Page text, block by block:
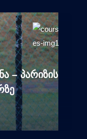
– პარიზის